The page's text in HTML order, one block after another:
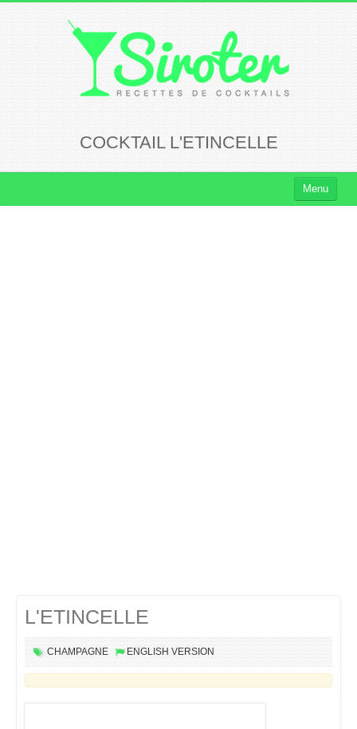
COCKTAIL L'ETINCELLE
Menu
L'ETINCELLE
CHAMPAGNE ENGLISH VERSION